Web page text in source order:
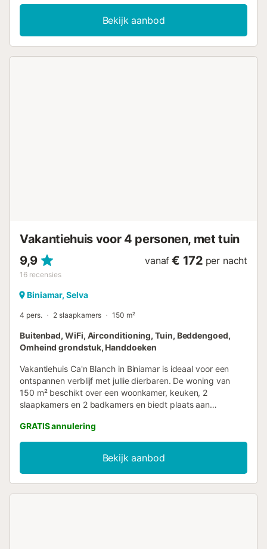
aanwezig. Een ruime terrassen met buiten eetruimte, ligstoelen
ontspannen en een zwembad. Privéparkeergelegenheid en een
barbecue om buiten van een heerlijke maaltijd te genieten. Deze
accommodatie is perfect voor natuurliefhebbers, om te
Bekijk aanbod
Vakantiehuis voor 4 personen, met tuin
9,9
16 recensies
vanaf € 172 per nacht
Biniamar, Selva
4 pers. 2 slaapkamers 150 m²
Buitenbad, WiFi, Airconditioning, Tuin, Beddengoed,
Omheind grondstuk, Handdoeken
Vakantiehuis Ca'n Blanch in Biniamar is ideaal voor een
ontspannen verblijf met jullie dierbaren. De woning van
150 m² beschikt over een woonkamer, keuken, 2
slaapkamers en 2 badkamers en biedt plaats aan
geschikt voor videogesprekken, een aparte werkplek voor
thuiswerken, een smart-tv met streamingdiensten en
strand- of badlakens. Er is ook een kinderstoel
beschikbaar. Let op: er is geen airconditioning aanwezig.
Buiten vinden jullie een privézwembad, tuin, open en
GRATIS annulering
Bekijk aanbod